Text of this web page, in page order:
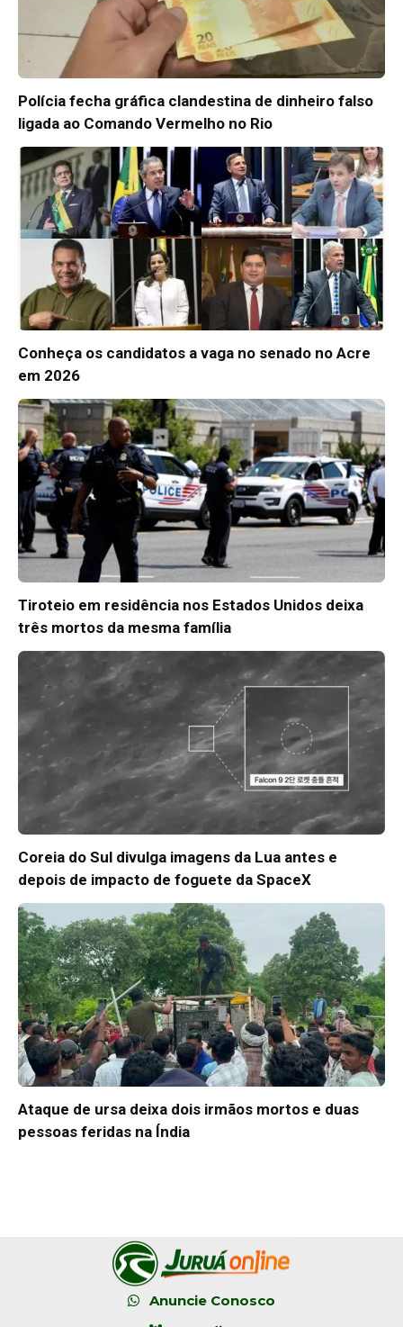
Polícia fecha gráfica clandestina de dinheiro falso
ligada ao Comando Vermelho no Rio
Conheça os candidatos a vaga no senado no Acre
em 2026
Tiroteio em residência nos Estados Unidos deixa
três mortos da mesma família
Coreia do Sul divulga imagens da Lua antes e
depois de impacto de foguete da SpaceX
Ataque de ursa deixa dois irmãos mortos e duas
pessoas feridas na Índia
Anuncie Conosco